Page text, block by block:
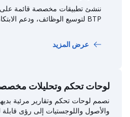
BTP لتوسيع الوظائف، ودعم الابتكار، وتسريع التكامل.
عرض المزيد
لوحات تحكم وتحليلات
نصمم لوحات تحكم وتقارير مرئية
والأصول واللوجستيات إلى رؤى قابلة